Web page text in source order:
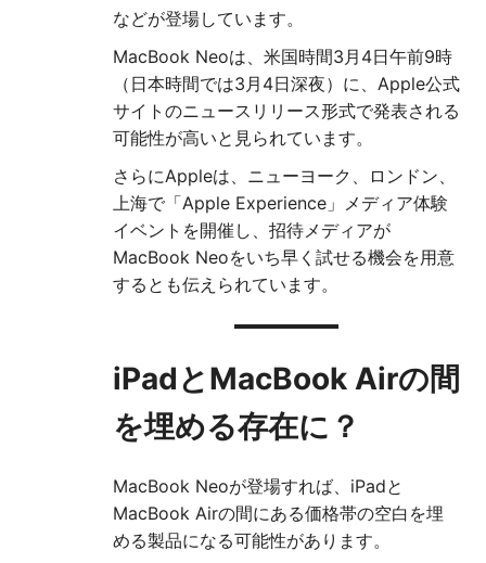
などが登場しています。
MacBook Neoは、米国時間3月4日午前9時
（日本時間では3月4日深夜）に、Apple公式
サイトのニュースリリース形式で発表される
可能性が高いと見られています。
さらにAppleは、ニューヨーク、ロンドン、
上海で「Apple Experience」メディア体験
イベントを開催し、招待メディアが
MacBook Neoをいち早く試せる機会を用意
するとも伝えられています。
iPadとMacBook Airの間
を埋める存在に？
MacBook Neoが登場すれば、iPadと
MacBook Airの間にある価格帯の空白を埋
める製品になる可能性があります。